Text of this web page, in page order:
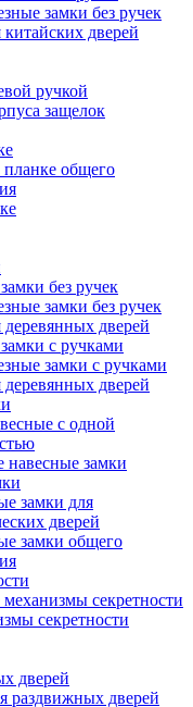
замки без ручек
китайских дверей
ручкой
защелок
общего
без ручек
замки без ручек
деревянных дверей
с ручками
замки с ручками
деревянных дверей
с одной
замки
замки для
дверей
замки общего
секретности
секретности
дверей
раздвижных дверей